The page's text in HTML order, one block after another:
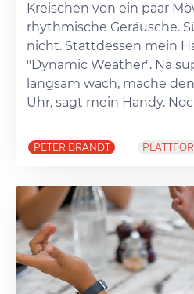
Kreischen von ein paar
rhythmische Geräusche.
nicht. Stattdessen mein
"Dynamic Weather". Na
langsam wach, mache
Uhr, sagt mein Handy.
PETER BRANDT